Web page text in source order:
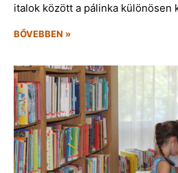
italok között a pálinka különösen
BŐVEBBEN »